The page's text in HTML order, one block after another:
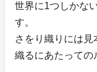
世界に1つしかな
す。
さをり織りには見
織るにあたっての